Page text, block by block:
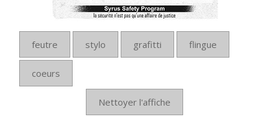
feutre stylo grafitti flingue
coeurs
Nettoyer l'affiche